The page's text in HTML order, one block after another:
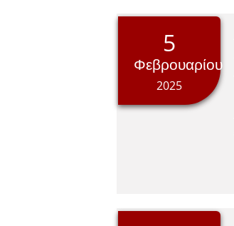
5
Φεβρουαρίου
2025